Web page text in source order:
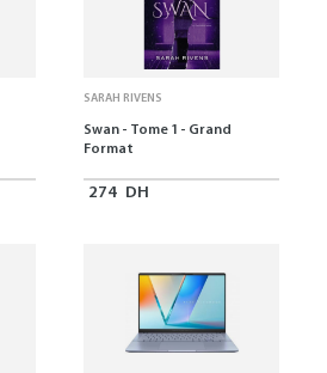
SARAH RIVENS
Swan - Tome 1 - Grand
Format
274 DH